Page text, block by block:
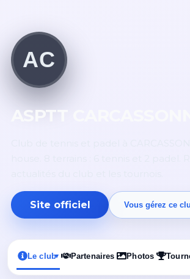
AC
ASPTT
Site officiel Vous gérez ce
Le club▾ Partenaires Photos